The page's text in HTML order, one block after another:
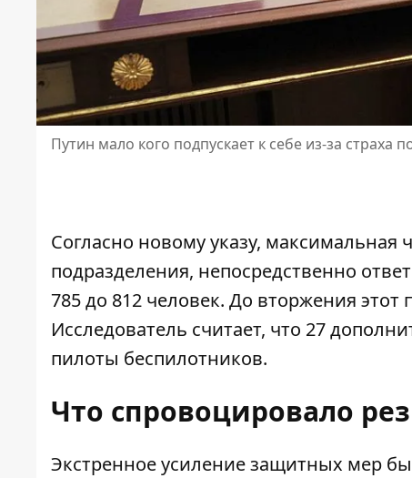
Путин мало кого подпускает к себе из-за страха
Согласно новому указу, максимальная
подразделения, непосредственно
785 до 812 человек. До вторжения этот
Исследователь считает, что 27
пилоты беспилотников.
Что спровоцировало
Экстренное усиление защитных мер